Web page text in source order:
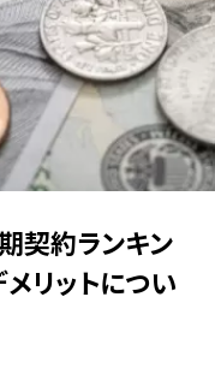
期契約ランキン
リットについ